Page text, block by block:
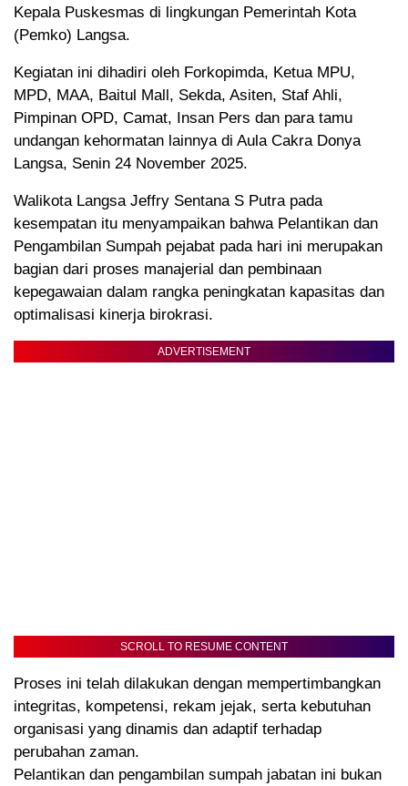
Kepala Puskesmas di lingkungan Pemerintah Kota
(Pemko) Langsa.
Kegiatan ini dihadiri oleh Forkopimda, Ketua MPU,
MPD, MAA, Baitul Mall, Sekda, Asiten, Staf Ahli,
Pimpinan OPD, Camat, Insan Pers dan para tamu
undangan kehormatan lainnya di Aula Cakra Donya
Langsa, Senin 24 November 2025.
Walikota Langsa Jeffry Sentana S Putra pada
kesempatan itu menyampaikan bahwa Pelantikan dan
Pengambilan Sumpah pejabat pada hari ini merupakan
bagian dari proses manajerial dan pembinaan
kepegawaian dalam rangka peningkatan kapasitas dan
optimalisasi kinerja birokrasi.
ADVERTISEMENT
SCROLL TO RESUME CONTENT
Proses ini telah dilakukan dengan mempertimbangkan
integritas, kompetensi, rekam jejak, serta kebutuhan
organisasi yang dinamis dan adaptif terhadap
perubahan zaman.
Pelantikan dan pengambilan sumpah jabatan ini bukan